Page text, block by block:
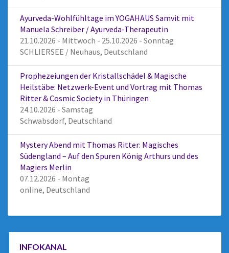
Ayurveda-Wohlfühltage im YOGAHAUS Samvit mit
Manuela Schreiber / Ayurveda-Therapeutin
21.10.2026 - Mittwoch - 25.10.2026 - Sonntag
SCHLIERSEE / Neuhaus, Deutschland
Prophezeiungen der Kristallschädel & Magische
Heilstäbe: Netzwerk-Event und Vortrag mit Thomas
Ritter & Cosmic Society in Thüringen
24.10.2026 - Samstag
Schwabsdorf, Deutschland
Mystery Abend mit Thomas Ritter: Magisches
Südengland – Auf den Spuren König Arthurs und des
Magiers Merlin
07.12.2026 - Montag
online, Deutschland
INFOKANAL